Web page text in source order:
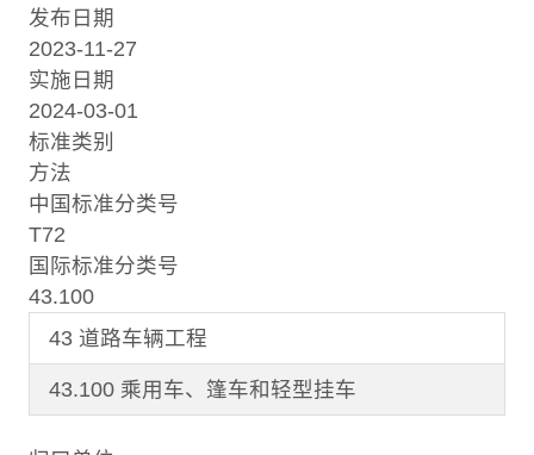
发布日期
2023-11-27
实施日期
2024-03-01
标准类别
方法
中国标准分类号
T72
国际标准分类号
43.100
43 道路车辆工程
43.100 乘用车、篷车和轻型挂车